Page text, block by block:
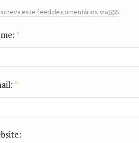
este feed de comentários via rss
*
*